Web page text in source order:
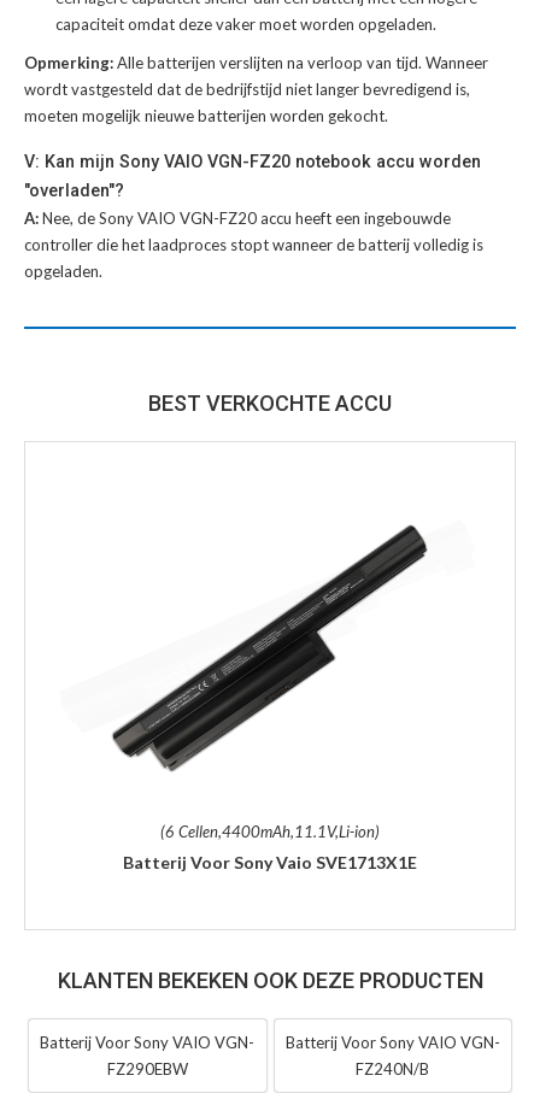
capaciteit omdat deze vaker moet worden opgeladen.
Opmerking:Alle batterijen verslijten na verloop van tijd. Wanneer
wordt vastgesteld dat de bedrijfstijd niet langer bevredigend is,
moeten mogelijk nieuwe batterijen worden gekocht.
V: Kan mijn Sony VAIO VGN-FZ20 notebook accu worden
"overladen"?
A:Nee, de Sony VAIO VGN-FZ20 accu heeft een ingebouwde
controller die het laadproces stopt wanneer de batterij volledig is
opgeladen.
BEST VERKOCHTE ACCU
(6 Cellen,4400mAh,11.1V,Li-ion)
Batterij Voor Sony Vaio SVE1713X1E
KLANTEN BEKEKEN OOK DEZE PRODUCTEN
Batterij Voor Sony VAIO VGN-
FZ290EBW
Batterij Voor Sony VAIO VGN-
FZ240N/B